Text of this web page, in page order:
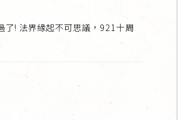
了! 法界緣起不可思議，921十周